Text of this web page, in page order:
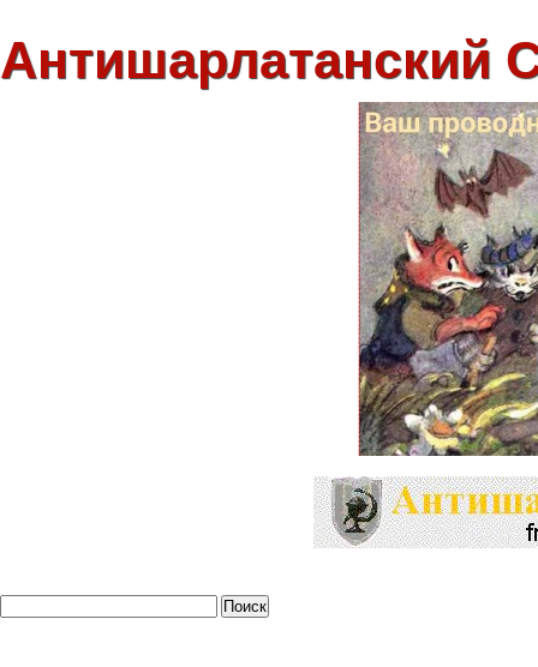
Антишарлатанский